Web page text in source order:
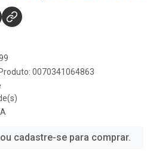
0070341064863
cadastre-se para comprar.